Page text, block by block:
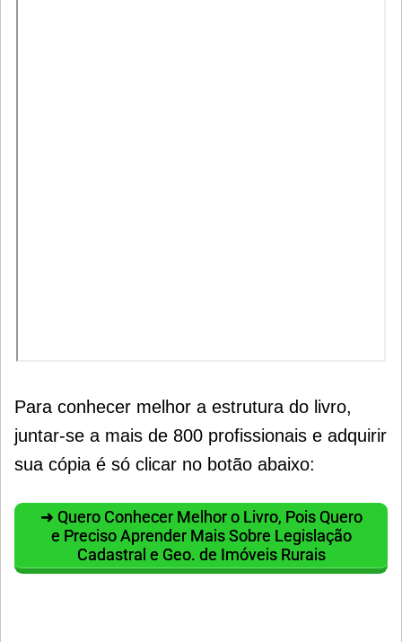
Para conhecer melhor a estrutura do livro,
juntar-se a mais de 800 profissionais e adquirir
sua cópia é só clicar no botão abaixo:
➜ Quero Conhecer Melhor o Livro, Pois Quero
e Preciso Aprender Mais Sobre Legislação
Cadastral e Geo. de Imóveis Rurais